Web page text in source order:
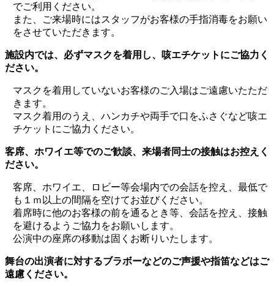
でご利用ください。
また、ご来場時にはスタッフがお客様の手指消毒をお願い
をさせていただきます。
施設内では、必ずマスクを着用し、咳エチケットにご協力く
ださい。
マスクを着用していないお客様のご入場はご遠慮いたただ
きます。
マスク着用のうえ、ハンカチや両手で口をふさぐなど咳エ
チケットにご協力ください。
客席、ホワイエ等でのご歓談、来場者同士の接触はお控えく
ださい。
客席、ホワイエ、ロビー等会場内での会話を控え、最低で
も１ｍ以上の間隔を空けてお並びください。
着席時に他のお客様の前を通るとき等、会話を控え、接触
を避けるようご協力をお願いします。
公演中の座席の移動は固くお断りいたします。
舞台の出演者に対するブラボーなどのご声援や指笛などはご
遠慮ください。